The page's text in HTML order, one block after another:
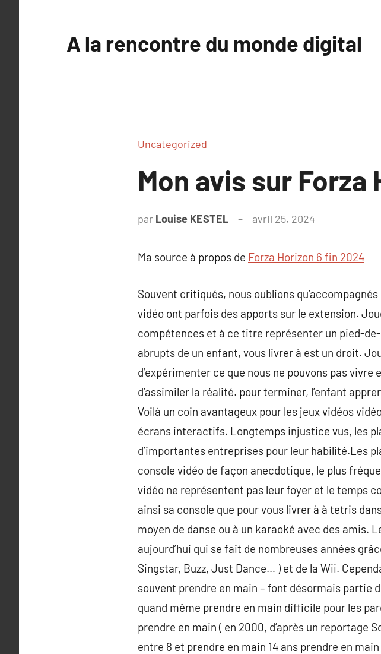
A la rencontre du monde digital
Uncategorized
Mon avis sur
par Louise KESTEL avril 25, 2024
Ma source à propos de Forza Horizon 6 fin 2024
Souvent critiqués, nous oublions qu’accompagnés
vidéo ont parfois des apports sur le extension.
compétences et à ce titre représenter un pied-
abrupts de un enfant, vous livrer à est un droit.
d’expérimenter ce que nous ne pouvons pas vivre
d’assimiler la réalité. pour terminer, l’enfant
Voilà un coin avantageux pour les jeux vidéos
écrans interactifs. Longtemps injustice vus, les
d’importantes entreprises pour leur habilité.Les
console vidéo de façon anecdotique, le plus
vidéo ne représentent pas leur foyer et le temps
ainsi sa console que pour vous livrer à à tetris
moyen de danse ou à un karaoké avec des amis.
aujourd’hui qui se fait de nombreuses années
Singstar, Buzz, Just Dance… ) et de la Wii.
souvent prendre en main – font désormais partie
quand même prendre en main difficile pour les
prendre en main ( en 2000, d’après un reportage
entre 8 et prendre en main 14 ans prendre en